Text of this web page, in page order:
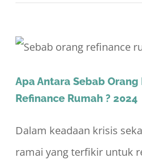
Apa Antara Sebab Orang
Refinance Rumah ? 2024
Dalam keadaan krisis
ramai yang terfikir untuk